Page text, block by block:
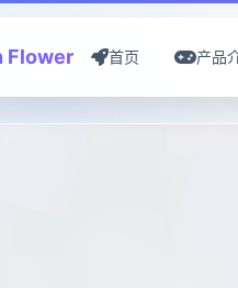
Flower 首页 产品